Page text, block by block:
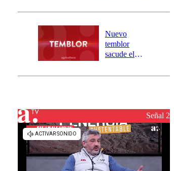
y 317
aisladas entre
Valparaíso y
Los Ríos
Nuevo
temblor
sacude el
revisa la
Señal 2